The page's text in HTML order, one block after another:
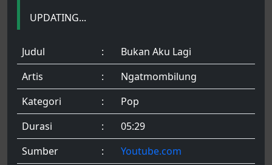
UPDATING...
Judul :
Bukan Aku Lagi
Artis
:
Ngatmombilung
Kategori
:
Pop
Durasi
:
05:29
Sumber
: Youtube.com